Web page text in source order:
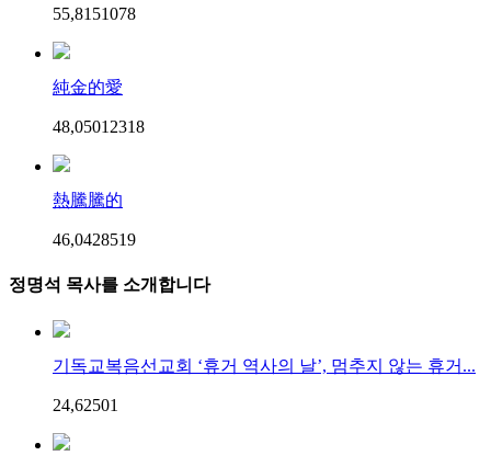
55,8151078
純金的愛
48,05012318
熱騰騰的
46,0428519
정명석 목사를 소개합니다
기독교복음선교회 ‘휴거 역사의 날’, 멈추지 않는 휴거...
24,62501